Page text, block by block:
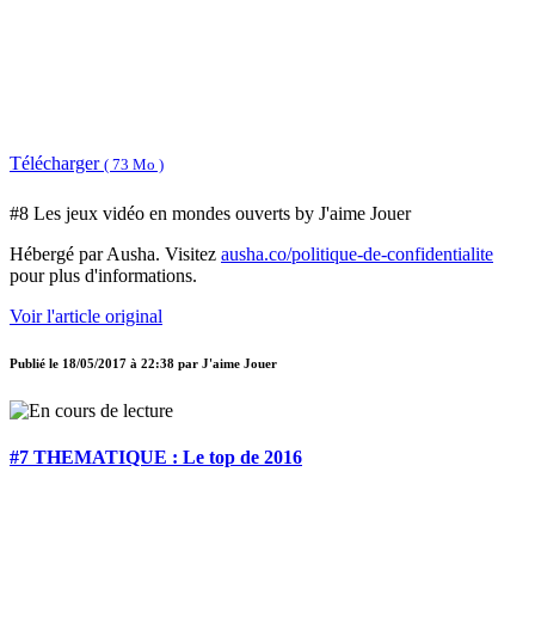
Télécharger ( 73 Mo )
#8 Les jeux vidéo en mondes ouverts by J'aime Jouer
Hébergé par Ausha. Visitez ausha.co/politique-de-confidentialite
pour plus d'informations.
Voir l'article original
Publié le 18/05/2017 à 22:38 par J'aime Jouer
#7 THEMATIQUE : Le top de 2016